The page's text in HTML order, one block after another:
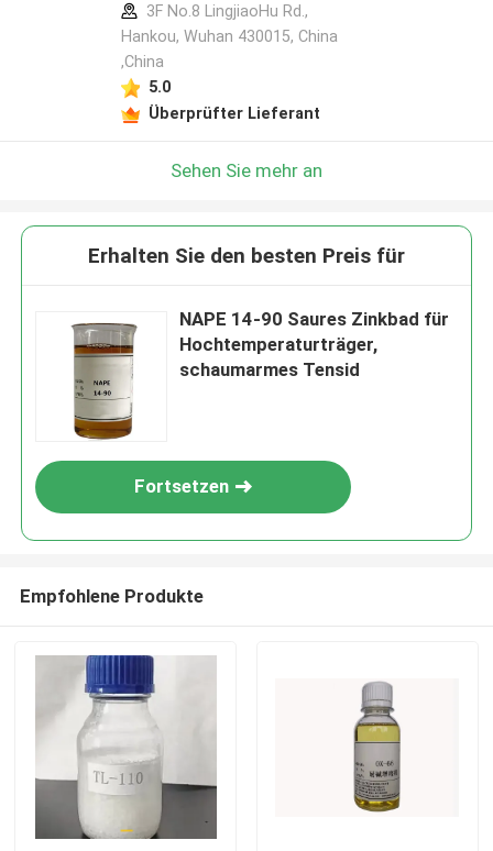
3F No.8 LingjiaoHu Rd.,
Hankou, Wuhan 430015, China
,China
5.0
Überprüfter Lieferant
Sehen Sie mehr an
Erhalten Sie den besten Preis für
NAPE 14-90 Saures Zinkbad für
Hochtemperaturträger,
schaumarmes Tensid
Fortsetzen
Empfohlene Produkte